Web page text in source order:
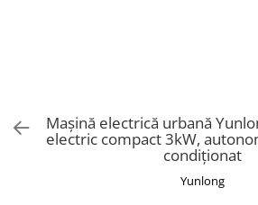
KuKirin V2
KuKirin S1 Max
Mașină electrică urbană
electric compact 3kW,
condiționat
Yunlong